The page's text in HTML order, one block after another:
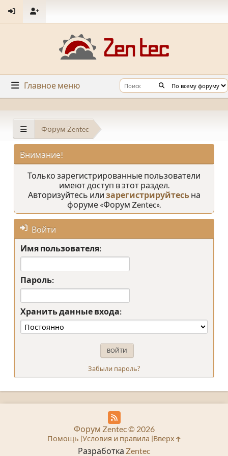
Главное меню
Форум Zentec
Внимание!
Только зарегистрированные пользователи
имеют доступ в этот раздел.
Авторизуйтесь или зарегистрируйтесьна
форуме «Форум Zentec».
Войти
Имя пользователя:
Пароль:
Хранить данные входа:
Забыли пароль?
Разработка Zentec
Форум Zentec © 2026
Помощь Условия и правила Вверх